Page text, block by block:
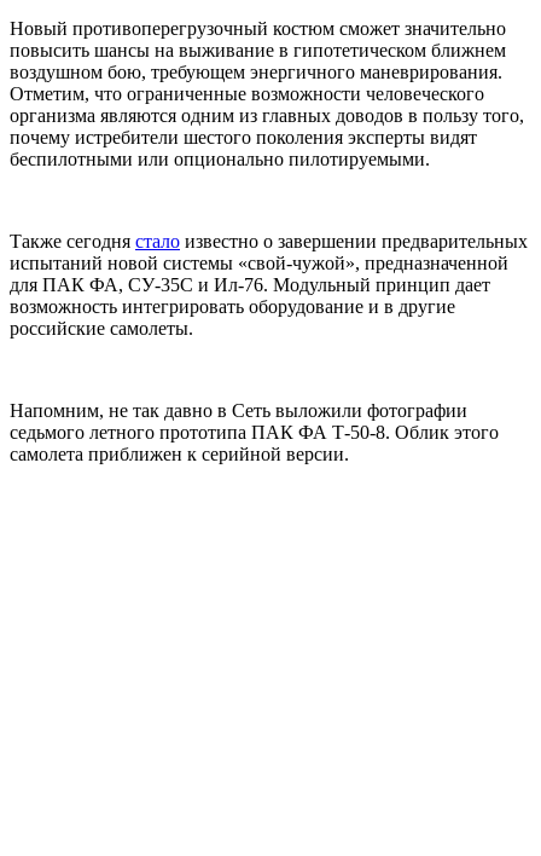
Новый противоперегрузочный костюм сможет значительно
повысить шансы на выживание в гипотетическом ближнем
воздушном бою, требующем энергичного маневрирования.
Отметим, что ограниченные возможности человеческого
организма являются одним из главных доводов в пользу того,
почему истребители шестого поколения эксперты видят
беспилотными или опционально пилотируемыми.
Также сегодня стало известно о завершении предварительных
испытаний новой системы «свой-чужой», предназначенной
для ПАК ФА, СУ-35С и Ил-76. Модульный принцип дает
возможность интегрировать оборудование и в другие
российские самолеты.
Напомним, не так давно в Сеть выложили фотографии
седьмого летного прототипа ПАК ФА Т-50-8. Облик этого
самолета приближен к серийной версии.